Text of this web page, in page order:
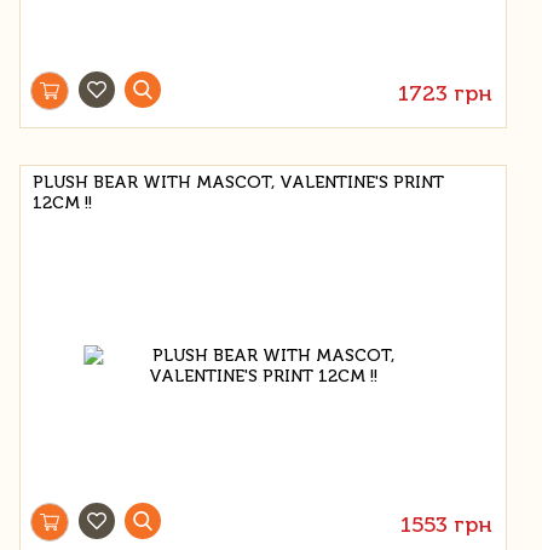
1723 грн
PLUSH BEAR WITH MASCOT, VALENTINE'S PRINT
12СМ !!
1553 грн